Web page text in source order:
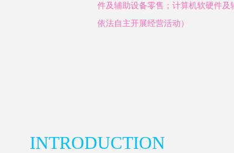
件及辅助设备零售；计算机软硬件
依法自主开展经营活动）
INTRODUCTION